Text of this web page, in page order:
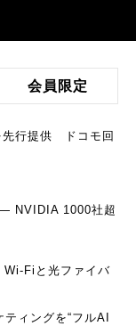
会員限定
先行提供 ドコモ回
NVIDIA 1000社超
Fiと光ファイバ
ィングを“フルAI